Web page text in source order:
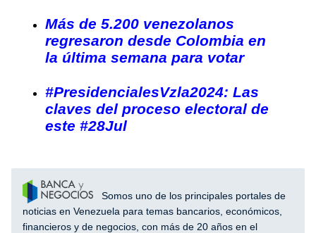
Más de 5.200 venezolanos
regresaron desde Colombia en
la última semana para votar
#PresidencialesVzla2024: Las
claves del proceso electoral de
este #28Jul
Somos uno de los principales portales de
noticias en Venezuela para temas bancarios, económicos,
financieros y de negocios, con más de 20 años en el